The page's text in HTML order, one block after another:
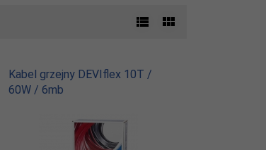
Kabel grzejny DEVIflex 10T /
60W / 6mb